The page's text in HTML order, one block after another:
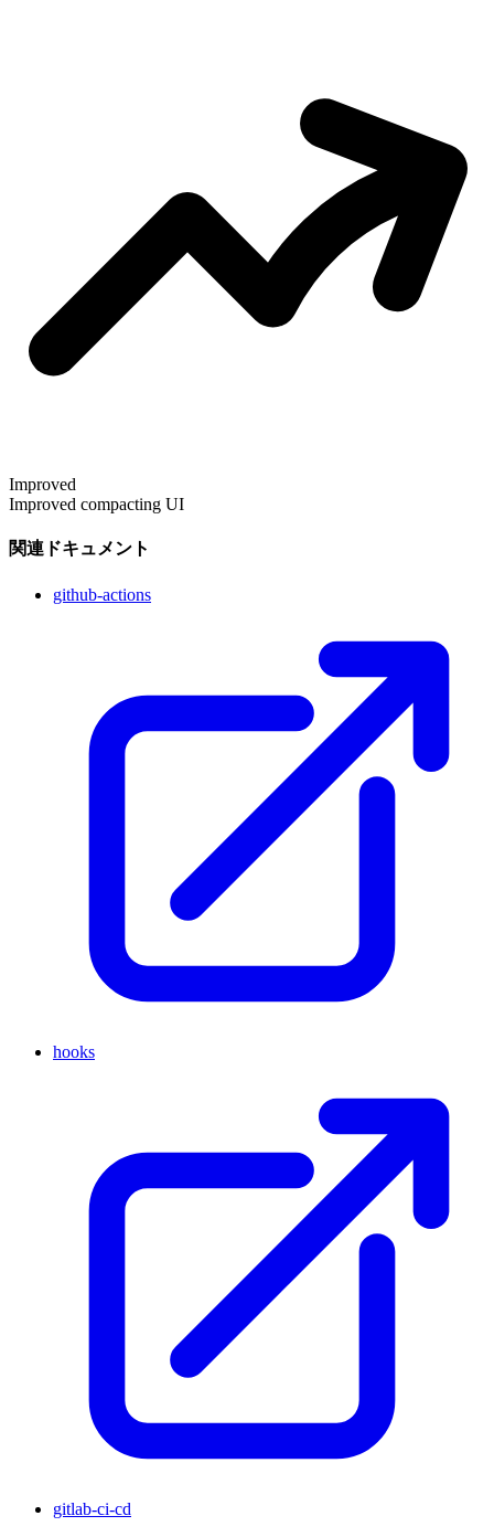
Improved
Improved compacting UI
関連ドキュメント
github-actions
hooks
gitlab-ci-cd